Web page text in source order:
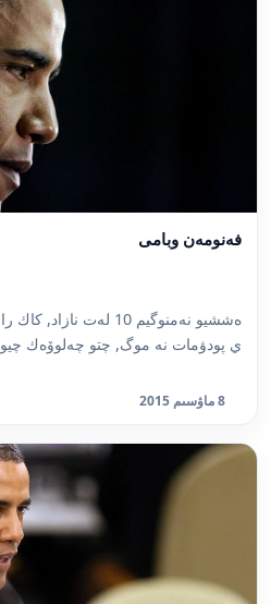
فەنومەن وبامى
ي پودۋمات نە موگ, چتو چەلوۆەك چيو
8 ماۋسىم 2015